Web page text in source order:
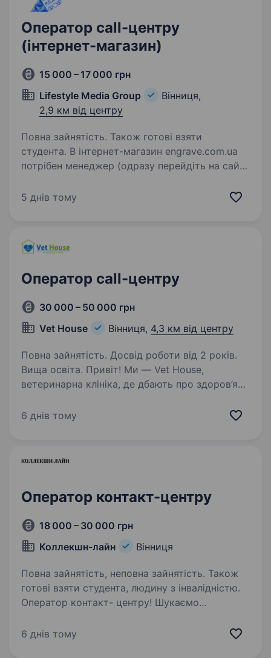
Оператор call-центру
(інтернет-магазин)
15 000 – 17 000 грн
Lifestyle Media Group
Вінниця,
2,9 км від центру
Повна зайнятість. Також готові взяти
студента. В інтернет-магазин engrave.com.ua
потрібен менеджер (одразу перейдіть на сайт,
ВХІДНІ ДЗВІНКИ ТА ПІДТВЕРДЖЕННЯ
5 днів тому
Оператор call-центру
30 000 – 50 000 грн
Vet House
Вінниця, 4,3 км від центру
Повна зайнятість. Досвід роботи від 2 років.
Вища освіта. Привіт! Ми — Vet House,
ветеринарна клініка, де дбають про здоров’я
Якщо ти любиш спілкуватися, вмієш слухати
6 днів тому
Оператор контакт-центру
18 000 – 30 000 грн
Коллекшн-лайн
Вінниця
Повна зайнятість, неповна зайнятість. Також
готові взяти студента, людину з інвалідністю.
Оператор контакт- центру! Шукаємо
допомагатиме клієнтам знаходити рішення
6 днів тому